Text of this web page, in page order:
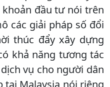
khoản đầu tư nói trên
các giải pháp số đổi
thúc đẩy xây dựng
khả năng tương tác
vụ cho người dân
tại Malaysia nói riêng